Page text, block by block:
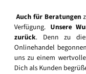
Auch für Beratungen
Verfügung. Unsere
zurück. Denn zu
Onlinehandel
uns zu einem
Dich als Kunden